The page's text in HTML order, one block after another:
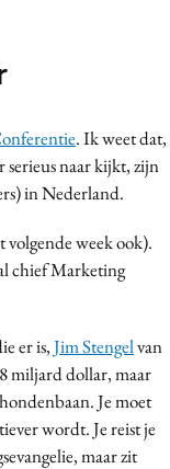
. Ik weet dat,
serieus naar kijkt, zijn
in Nederland.
volgende week ook).
chief Marketing
er is,Jim Stengelvan
miljard dollar, maar
Je moet
wordt. Je reist je
maar zit